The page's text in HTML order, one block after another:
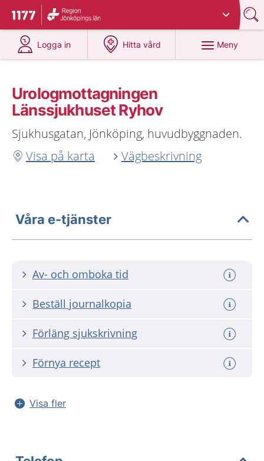
Till startsidan för 1177
Du har valt region
Logga in
på 1177.se
Hitta vård
på 1177.se
Meny
Urologmottagningen
Länssjukhuset Ryhov
Sjukhusgatan, Jönköping, huvudbyggnaden.
Visa på karta
Vägbeskrivning
Våra e-tjänster
Av- och omboka tid
Beställ journalkopia
Förläng sjukskrivning
Förnya recept
Visa fler